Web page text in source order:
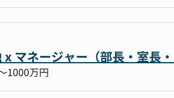
ミックなフェーズの中で、経理の枠を超え
経験し、スキルを拡張する
て、事業全体の責任を担う
ップ
権債務管理の自走化
くり
マネージャー（部長・室長
1000万円